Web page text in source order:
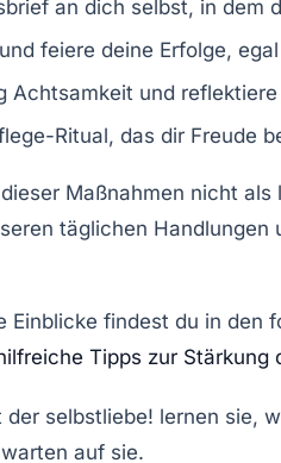
an dich selbst, in dem
und feiere deine Erfolge,
Achtsamkeit und
Ritual, das dir Freude
Maßnahmen nicht
täglichen
Einblicke findest du in den
Tipps zur Stärkung